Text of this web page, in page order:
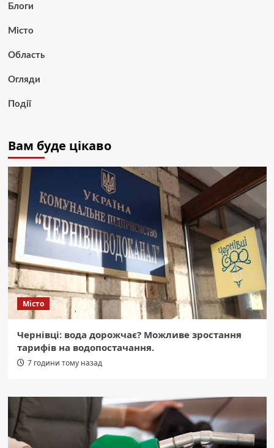
Блоги
Місто
Область
Огляди
Події
Вам буде цікаво
Місто
Чернівці: вода дорожчає? Можливе зростання
тарифів на водопостачання.
7 години тому назад